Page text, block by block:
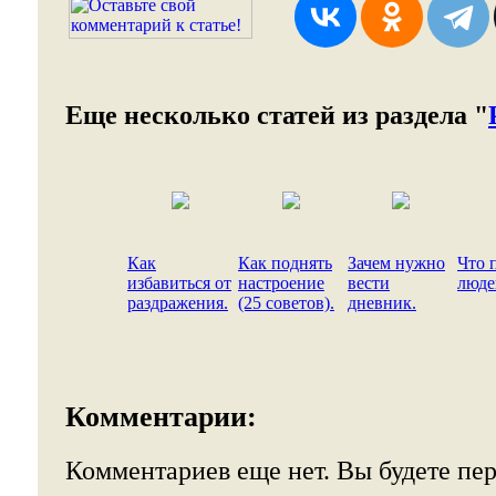
Еще несколько статей из раздела "
Как
избавиться от
раздражения.
Как поднять
настроение
(25 советов).
Зачем нужно
вести
дневник.
Что
Комментарии:
Комментариев еще нет. Вы будете